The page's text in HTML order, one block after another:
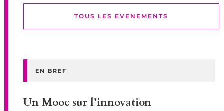
TOUS LES EVENEMENTS
EN BREF
Un Mooc sur l’innovation